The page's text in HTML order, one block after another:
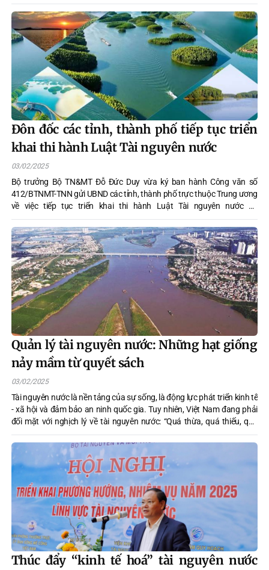
về “Bể chứa nước mưa ngầm bằng nhựa: Giải pháp mới trong kiểm
soát ngập úng đô thị, bổ sung nước ngầm và tái sử dụng nước”.
Đôn đốc các tỉnh, thành phố tiếp tục triển
khai thi hành Luật Tài nguyên nước
03/02/2025
Bộ trưởng Bộ TN&MT Đỗ Đức Duy vừa ký ban hành Công văn số
412/BTNMT-TNN gửi UBND các tỉnh, thành phố trực thuộc Trung ương
về việc tiếp tục triển khai thi hành Luật Tài nguyên nước số
28/2023/QH15 và các văn bản quy định chi tiết thi hành Luật.
Quản lý tài nguyên nước: Những hạt giống
nảy mầm từ quyết sách
03/02/2025
Tài nguyên nước là nền tảng của sự sống, là động lực phát triển kinh tế
- xã hội và đảm bảo an ninh quốc gia. Tuy nhiên, Việt Nam đang phải
đối mặt với nghịch lý về tài nguyên nước: “Quá thừa, quá thiếu, quá
bẩn”. Hiện tượng thiên tai, hạn hán, xâm nhập mặn, ô nhiễm nguồn
nước ngày càng nghiêm trọng, ảnh hưởng trực tiếp đến đời sống người
dân và sự phát triển bền vững của quốc gia. Trước bối cảnh đó, việc
xây dựng và hoàn thiện các Quy hoạch tài nguyên nước trên lưu vực
sông là bước đi mang tính chiến lược, đặt nền tảng pháp lý quan trọng,
là gốc rễ cho công tác quản lý, khai thác và bảo vệ nguồn tài nguyên
quý giá này.
Thúc đẩy “kinh tế hoá” tài nguyên nước